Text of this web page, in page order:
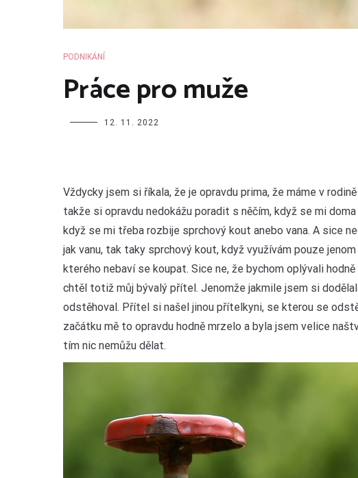
PODNIKÁNÍ
Práce pro muže
12. 11. 2022
Vždycky jsem si říkala, že je opravdu prima, že máme v
takže si opravdu nedokážu poradit s něčím, když se mi
když se mi třeba rozbije sprchový kout anebo vana. A sice
jak vanu, tak taky sprchový kout, když využívám pouze
kterého nebaví se koupat. Sice ne, že bychom oplývali
chtěl totiž můj bývalý přítel. Jenomže jakmile jsem si
odstěhoval. Přítel si našel jinou přítelkyni, se kterou se
začátku mě to opravdu hodně mrzelo a byla jsem velice
tím nic nemůžu dělat.